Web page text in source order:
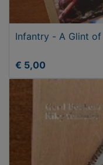
Infantry - A Glint of
€ 5,00